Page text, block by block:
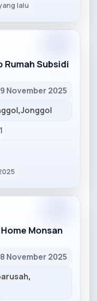
lalu
Rumah Subsidi
November 2025
,Jonggol
1
Monsan
November 2025
,